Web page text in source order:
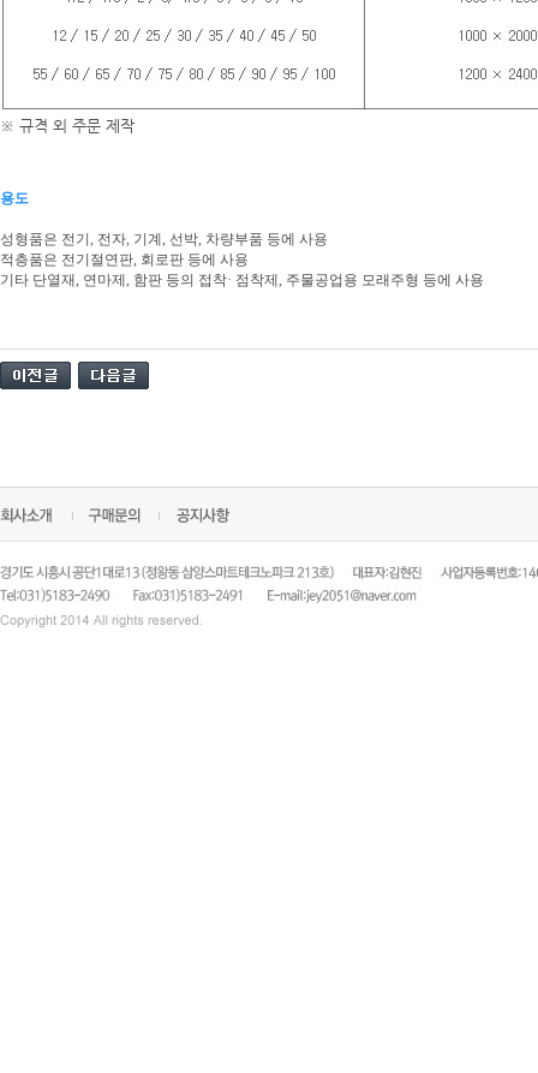
※ 규격 외 주문 제작
용도
성형품은 전기, 전자, 기계, 선박, 차량부품 등에 사용
적층품은 전기절연판, 회로판 등에 사용
기타 단열재, 연마제, 함판 등의 접착· 점착제, 주물공업용 모래주형 등에 사용